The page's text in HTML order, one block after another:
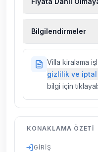
sigortaları
Bilgilendirmeler
villalarımızda
yapılmaktadır.
kelebek,
dönemsel olarak
Villa kiralama
gizlilik ve iptal
bilgi için
KONAKLAMA ÖZETI
GIRIŞ